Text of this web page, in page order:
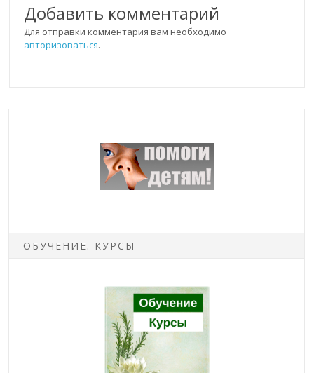
Добавить комментарий
Для отправки комментария вам необходимо
авторизоваться.
ОБУЧЕНИЕ. КУРСЫ